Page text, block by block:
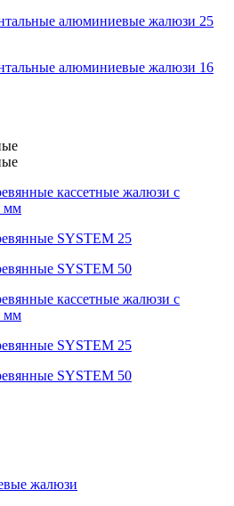
алюминиевые жалюзи 25
алюминиевые жалюзи 16
кассетные жалюзи с
мм
SYSTEM 25
SYSTEM 50
кассетные жалюзи с
мм
SYSTEM 25
SYSTEM 50
жалюзи